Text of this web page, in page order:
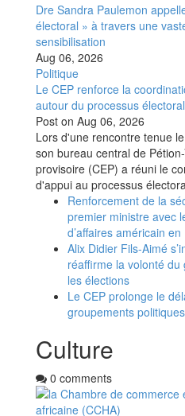
Dre Sandra Paulemon
électoral » à travers une
sensibilisation
Aug 06, 2026
Politique
Le CEP renforce la
autour du processus électoral
Post on Aug 06, 2026
Lors d'une rencontre tenue
son bureau central de
provisoire (CEP) a réuni le
d'appui au processus électora
Renforcement de la
premier ministre avec
d’affaires américain
Alix Didier Fils-Aimé
réaffirme la volonté du
les élections
Le CEP prolonge le
groupements politiques
Culture
0 comments